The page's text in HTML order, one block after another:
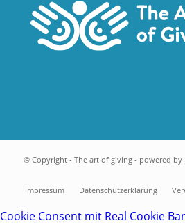
© Copyright - The art of giving - powered by
Impressum Datenschutzerklärung
Cookie Consent mit Real Cookie